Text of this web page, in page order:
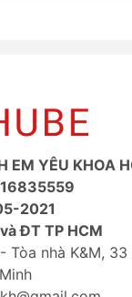
EM YÊU KHOA
2021
ĐT TP HCM
Tòa nhà K&M,